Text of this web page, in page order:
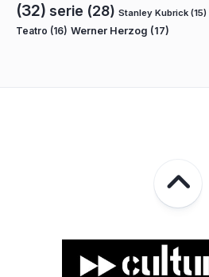
(32) serie (28) Stanley Kubrick (15)
Teatro (16) Werner Herzog (17)